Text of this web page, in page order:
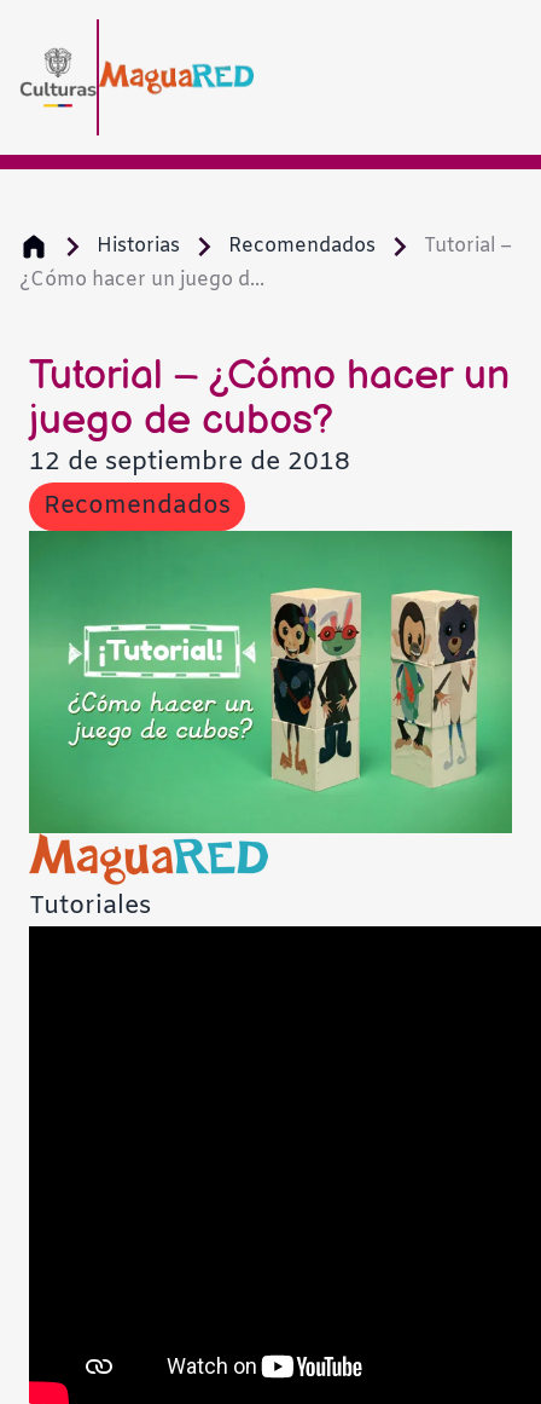
Historias Recomendados
Tutorial –
¿Cómo hacer un juego d...
Tutorial – ¿Cómo hacer un
juego de cubos?
12 de septiembre de 2018
Recomendados
Tutoriales